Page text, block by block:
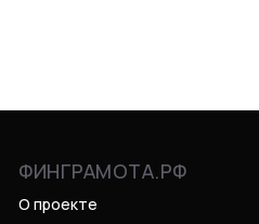
ФИНГРАМОТА.РФ
О проекте